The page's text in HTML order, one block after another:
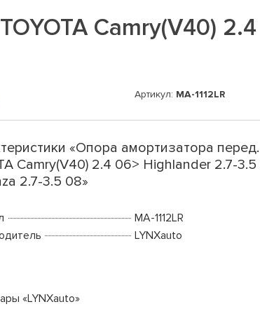
Camry(V40)
Артикул: MA-1112LR
«Опора амортизатора перед.
Camry(V40) 2.4 06> Highlander 2.7-
2.7-3.5 08»
MA-1112LR
LYNXauto
«LYNXauto»